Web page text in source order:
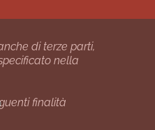
di terze parti,
nella
finalità